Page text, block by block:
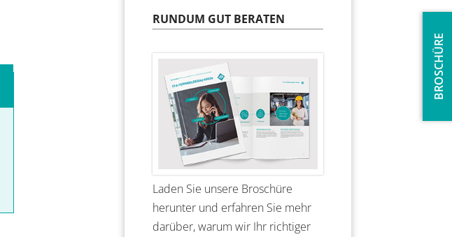
BROSCHÜRE
RUNDUM GUT BERATEN
Laden Sie unsere Broschüre
herunter und erfahren Sie mehr
darüber, warum wir Ihr richtiger